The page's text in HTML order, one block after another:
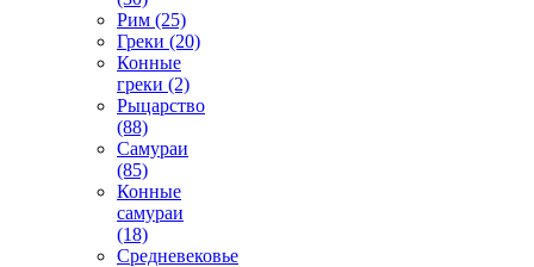
Рим (25)
Греки (20)
Конные
греки (2)
Рыцарство
(88)
Самураи
(85)
Конные
самураи
(18)
Средневековье